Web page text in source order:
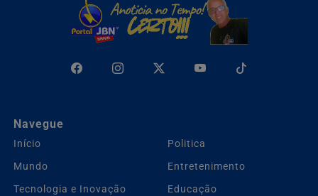
Navegue
Início
Politica
Mundo
Entretenimento
Tecnologia e Inovação
Educação